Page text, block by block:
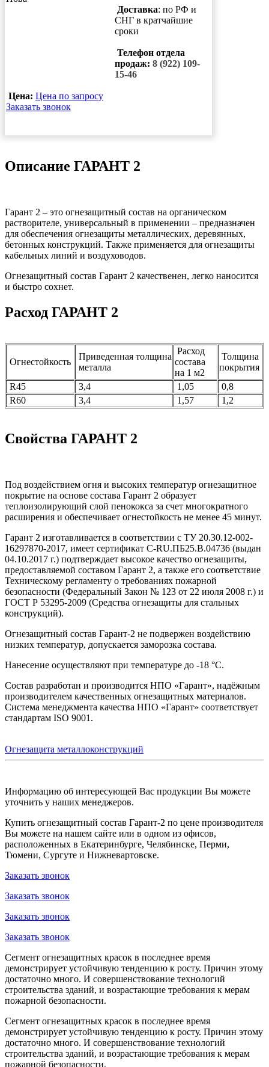
Доставка: по РФ и
СНГ в кратчайшие
сроки
Телефон отдела
продаж: 8 (922) 109-
15-46
Цена: Цена по запросу
Заказать звонок
Описание ГАРАНТ 2
Гарант 2 – это огнезащитный состав на органическом
растворителе, универсальный в применении – предназначен
для обеспечения огнезащиты металлических, деревянных,
бетонных конструкций. Также применяется для огнезащиты
кабельных линий и воздуховодов.
Огнезащитный состав Гарант 2 качественен, легко наносится
и быстро сохнет.
Расход ГАРАНТ 2
Огнестойкость
Приведенная толщина
металла
Расход
состава
на 1 м2
Толщина
покрытия
R45
3,4 1,05
0,8
R60
3,4 1,57 1,2
Свойства ГАРАНТ 2
Под воздействием огня и высоких температур огнезащитное
покрытие на основе состава Гарант 2 образует
теплоизолирующий слой пенококса за счет многократного
расширения и обеспечивает огнестойкость не менее 45 минут.
Гарант 2 изготавливается в соответствии с ТУ 20.30.12-002-
16297870-2017, имеет сертификат С-RU.ПБ25.В.04736 (выдан
04.10.2017 г.) подтверждает высокое качество огнезащиты,
предоставляемой составом Гарант 2, а также его соответствие
Техническому регламенту о требованиях пожарной
безопасности (Федеральный Закон № 123 от 22 июля 2008 г.) и
ГОСТ Р 53295-2009 (Средства огнезащиты для стальных
конструкций).
Огнезащитный состав Гарант-2 не подвержен воздействию
низких температур, допускается заморозка состава.
Нанесение осуществляют при температуре до -18 °С.
Состав разработан и производится НПО «Гарант», надёжным
производителем качественных огнезащитных материалов.
Система менеджмента качества НПО «Гарант» соответствует
стандартам ISO 9001.
Огнезащита металлоконструкций
Информацию об интересующей Вас продукции Вы можете
уточнить у наших менеджеров.
Купить огнезащитный состав Гарант-2 по цене производителя
Вы можете на нашем сайте или в одном из офисов,
расположенных в Екатеринбурге, Челябинске, Перми,
Тюмени, Сургуте и Нижневартовске.
Заказать звонок
Заказать звонок
Заказать звонок
Заказать звонок
Сегмент огнезащитных красок в последнее время
демонстрирует устойчивую тенденцию к росту. Причин этому
достаточно много. И совершенствование технологий
строительства зданий, и возрастающие требования к мерам
пожарной безопасности.
Сегмент огнезащитных красок в последнее время
демонстрирует устойчивую тенденцию к росту. Причин этому
достаточно много. И совершенствование технологий
строительства зданий, и возрастающие требования к мерам
пожарной безопасности.